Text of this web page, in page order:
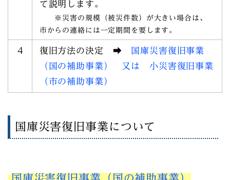
て説明します。
※災害の規模（被災件数）が大きい場合は、
市からの連絡には一定期間を要します。
4 復旧方法の決定 ➡
国庫災害復旧事業
（国の補助事業） 又は 小災害復旧事業
（市の補助事業）
国庫災害復旧事業について
国庫災害復旧事業（国の補助事業）